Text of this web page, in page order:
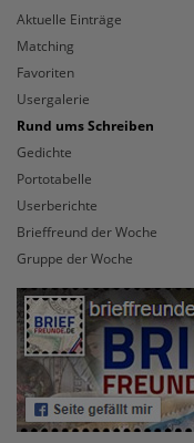
Aktuelle Einträge
Matching
Favoriten
Usergalerie
Rund ums Schreiben
Gedichte
Portotabelle
Userberichte
Brieffreund der Woche
Gruppe der Woche